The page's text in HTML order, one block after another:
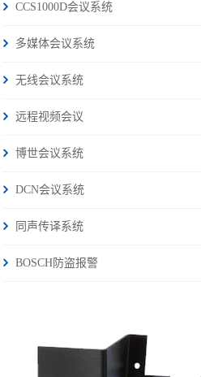
CCS1000D会议系统
多媒体会议系统
无线会议系统
远程视频会议
博世会议系统
DCN会议系统
同声传译系统
BOSCH防盗报警